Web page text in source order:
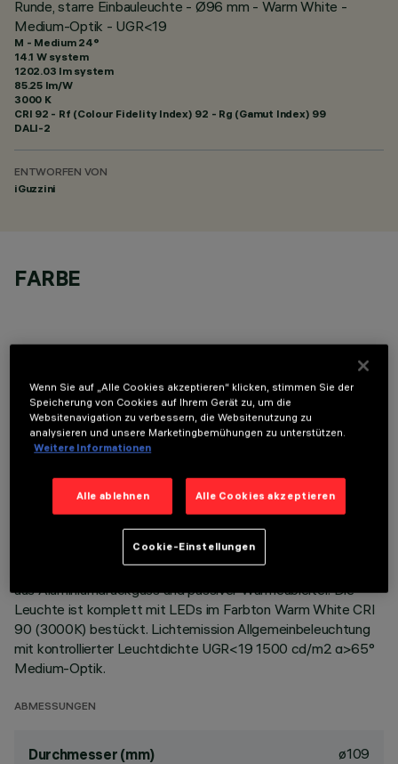
Runde, starre Einbauleuchte - Ø96 mm - Warm White -
Medium-Optik - UGR<19
M - Medium 24°
14.1 W system
1202.03 lm system
85.25 lm/W
3000 K
CRI 92 - Rf (Colour Fidelity Index) 92 - Rg (Gamut Index) 99
DALI-2
ENTWORFEN VON
iGuzzini
FARBE
TECHNISCHE DATEN
LETZTES UPDATE: 07.08.2026
BESCHREIBUNG
Starre, runde Einbauleuchte zur Bestückung mit LEDs mit
COB-Technologie. Version mit Rahmen zur aufgesetzten
Installation. Hochglänzender, aluminiumbedampfter
Kunststoffreflektor mit kratzfester Schutzschicht. Korpus
aus Aluminiumdruckguss und passiver Wärmeableiter. Die
Leuchte ist komplett mit LEDs im Farbton Warm White CRI
90 (3000K) bestückt. Lichtemission Allgemeinbeleuchtung
mit kontrollierter Leuchtdichte UGR<19 1500 cd/m2 α>65°
Medium-Optik.
ABMESSUNGEN
Durchmesser (mm) ø109
Wenn Sie auf „Alle Cookies akzeptieren“ klicken, stimmen Sie der
Speicherung von Cookies auf Ihrem Gerät zu, um die
Websitenavigation zu verbessern, die Websitenutzung zu
analysieren und unsere Marketingbemühungen zu unterstützen.
Weitere Informationen
Alle ablehnen Alle Cookies akzeptieren
Cookie-Einstellungen